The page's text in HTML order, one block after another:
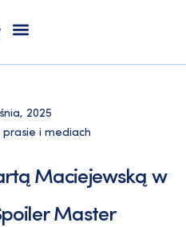
2025
prasie i mediach
Maciejewską w
Master